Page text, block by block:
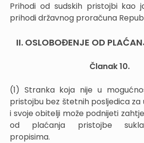
Prihodi od sudskih pristojbi kao
prihodi državnog proračuna
II. OSLOBOĐENJE OD
Članak 10.
(1) Stranka koja nije u
pristojbu bez štetnih posljedica za
i svoje obitelji može podnijeti
od plaćanja pristojbe
propisima.